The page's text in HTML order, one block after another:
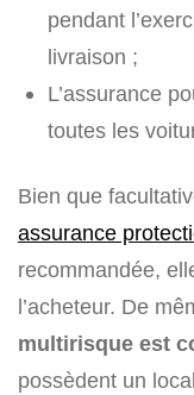
pendant
livraison ;
L’assurance
toutes les
Bien que
assurance
recommandée,
l’acheteur. De
multirisque est
possèdent un